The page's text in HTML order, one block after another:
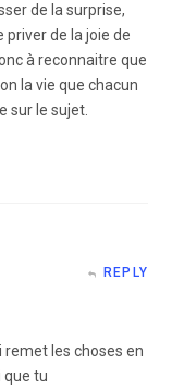
de la surprise,
de la joie de
à reconnaitre que
la vie que chacun
sur le sujet.
REPLY
les choses en
que tu